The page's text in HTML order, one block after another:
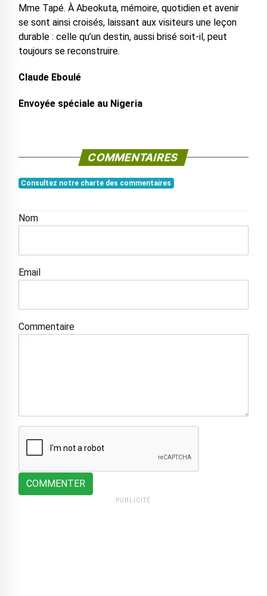
Mme Tapé. À Abeokuta, mémoire, quotidien et avenir
se sont ainsi croisés, laissant aux visiteurs une leçon
durable : celle qu’un destin, aussi brisé soit-il, peut
toujours se reconstruire.
Claude Eboulé
Envoyée spéciale au Nigeria
COMMENTAIRES
Consultez notre charte des commentaires
Nom
Email
Commentaire
COMMENTER
PUBLICITÉ